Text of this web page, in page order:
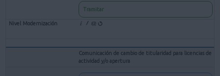
Tramitar
Comunicación de cambio de titularidad para licencias de
actividad y/o apertura